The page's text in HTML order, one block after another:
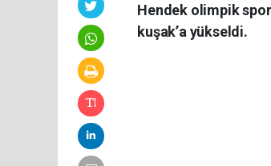
Hendek olimpik spor
kuşak’a yükseldi.